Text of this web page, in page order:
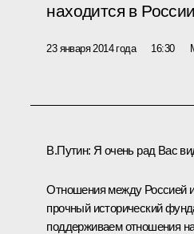
находится в
23 января 2014 года 16:30
В.Путин: Я очень рад Вас
Отношения между Россией
прочный исторический
поддерживаем отношения